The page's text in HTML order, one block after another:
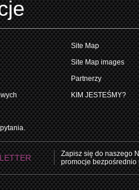
Site Map
Site Map images
Partnerzy
KIM JESTEŚMY?
Zapisz się do naszego
promocje bezpośrednio